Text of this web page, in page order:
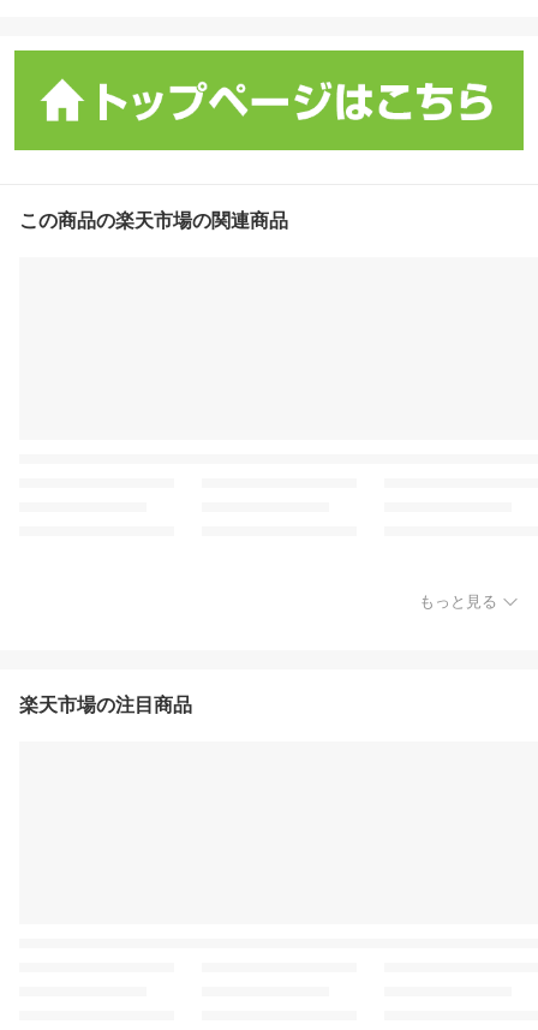
この商品の楽天市場の関連商品
もっと見る
楽天市場の注目商品